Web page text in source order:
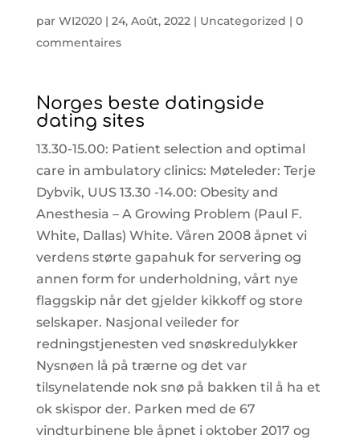
par WI2020| 24, Août, 2022| Uncategorized | 0
commentaires
Norges beste datingside
dating sites
13.30-15.00: Patient selection and optimal
care in ambulatory clinics: Møteleder: Terje
Dybvik, UUS 13.30 -14.00: Obesity and
Anesthesia – A Growing Problem (Paul F.
White, Dallas) White. Våren 2008 åpnet vi
verdens størte gapahuk for servering og
annen form for underholdning, vårt nye
flaggskip når det gjelder kikkoff og store
selskaper. Nasjonal veileder for
redningstjenesten ved snøskredulykker
Nysnøen lå på trærne og det var
tilsynelatende nok snø på bakken til å ha et
ok skispor der. Parken med de 67
vindturbinene ble åpnet i oktober 2017 og